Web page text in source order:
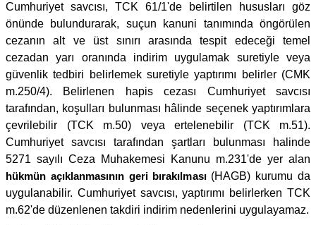
Cumhuriyet savcısı, TCK 61/1'de belirtilen hususları göz
önünde bulundurarak, suçun kanuni tanımında öngörülen
cezanın alt ve üst sınırı arasında tespit edeceği temel
cezadan yarı oranında indirim uygulamak suretiyle veya
güvenlik tedbiri belirlemek suretiyle yaptırımı belirler (CMK
m.250/4). Belirlenen hapis cezası Cumhuriyet savcısı
tarafından, koşulları bulunması hâlinde seçenek yaptırımlara
çevrilebilir (TCK m.50) veya ertelenebilir (TCK m.51).
Cumhuriyet savcısı tarafından şartları bulunması halinde
5271 sayılı Ceza Muhakemesi Kanunu m.231'de yer alan
hükmün açıklanmasının geri bırakılması(HAGB) kurumu da
uygulanabilir. Cumhuriyet savcısı, yaptırımı belirlerken TCK
m.62'de düzenlenen takdiri indirim nedenlerini uygulayamaz.